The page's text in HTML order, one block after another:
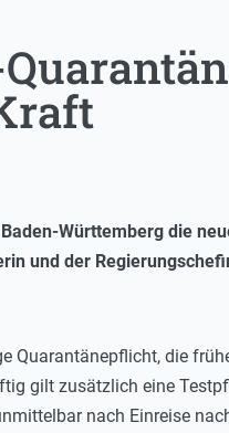
Württemberg die
und der
Quarantänepflicht, die
gilt zusätzlich eine
nach Einreise